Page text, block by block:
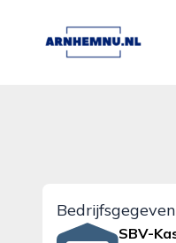
arnhemnu.nl
SBV-